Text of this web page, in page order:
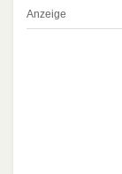
Anzeige